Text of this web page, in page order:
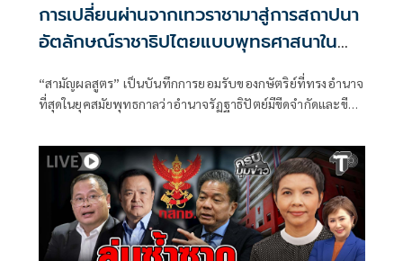
การเปลี่ยนผ่านจากเทวราชามาสู่การสถาปนา
อัตลักษณ์ราชาธิปไตยแบบพุทธศาสนาใน
พระไตรปิฏก : สามัญผลสูตรในฐานะทฤษฎี
ขีดจำกัดของอำนาจรัฐเหนือแรงงานและ
ทรัพย์สิน
“สามัญผลสูตร” เป็นบันทึกการยอมรับของกษัตริย์ที่ทรงอำนาจ
ที่สุดในยุคสมัยพุทธกาลว่าอำนาจรัฏฐาธิปัตย์มีขีดจำกัดและขีด